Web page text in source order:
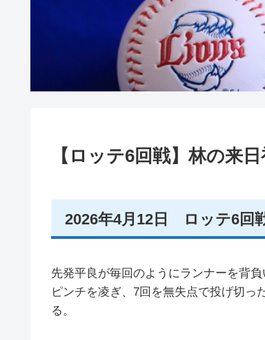
【ロッテ6回戦】林の来
2026年4月12日 ロッテ6回
先発平良が毎回のようにランナーを背
ピンチを凌ぎ、7回を無失点で投げ切っ
る。